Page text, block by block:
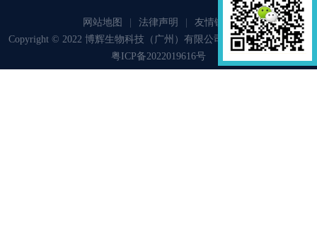
网站地图 法律声明
友情链接
Copyright © 2022 博辉生物科技（广州）有限公司 All Rights Reserved.
粤ICP备2022019616号